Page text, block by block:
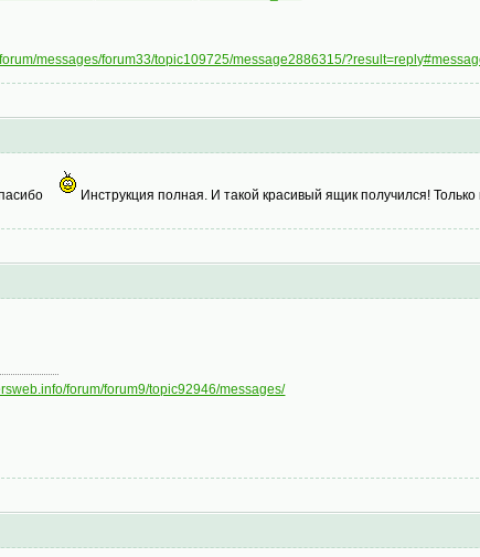
messages/forum33/topic109725/message2886315/
Инструкция полная. И такой красивый ящик получился!
forum/forum9/topic92946/messages/